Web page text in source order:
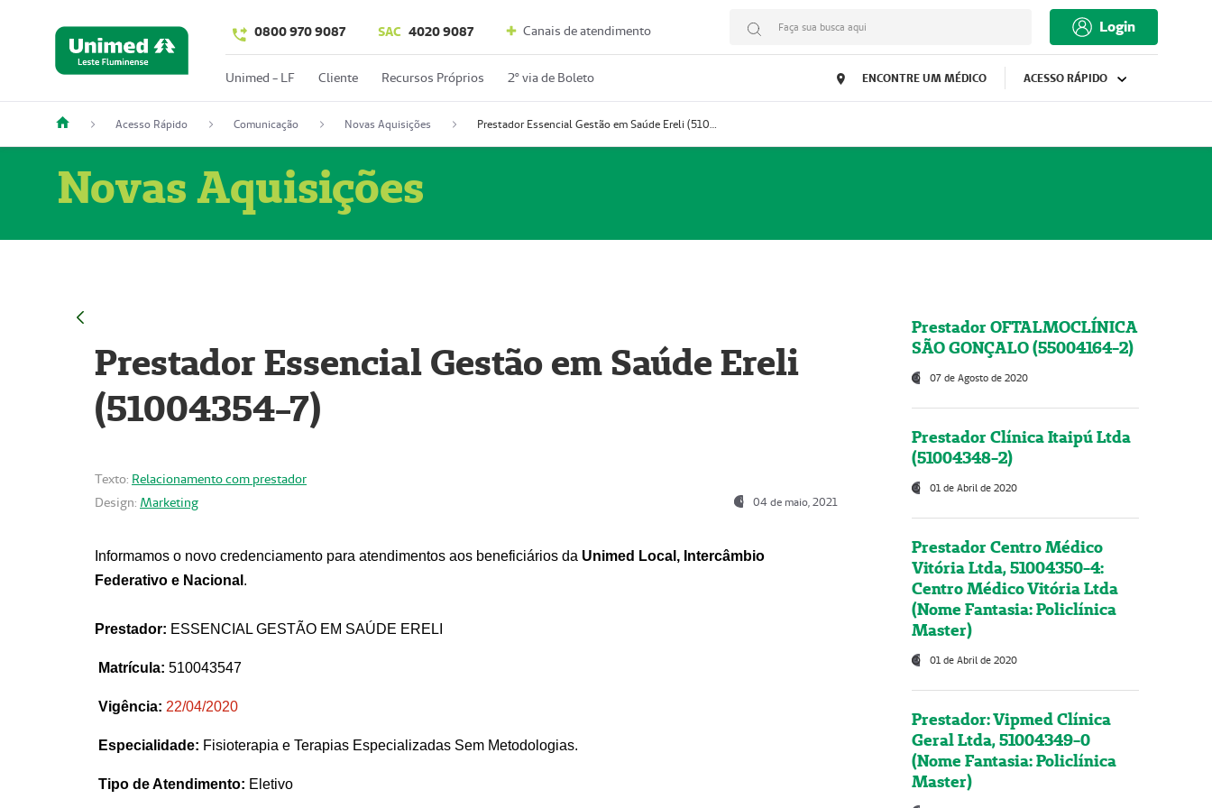
0800 970 9087 SAC 4020 9087 Canais de atendimento Faça sua busca aqui Login
Unimed - LF Cliente Recursos Próprios 2º via de Boleto ENCONTRE UM MÉDICO ACESSO RÁPIDO
Acesso Rápido Comunicação Novas Aquisições Prestador Essencial Gestão em Saúde Ereli (51004354-7)
Novas Aquisições
Prestador Essencial Gestão em Saúde Ereli
(51004354-7)
Texto: Relacionamento com prestador
Design: Marketing 04 de maio, 2021
Informamos o novo credenciamento para atendimentos aos beneficiários da Unimed Local, Intercâmbio
Federativo e Nacional .
Prestador: ESSENCIAL GESTÃO EM SAÚDE ERELI
Matrícula: 510043547
Vigência: 22/04/2020
Especialidade: Fisioterapia e Terapias Especializadas Sem Metodologias.
Tipo de Atendimento: Eletivo
Prestador OFTALMOCLÍNICA
SÃO GONÇALO (55004164-2)
07 de Agosto de 2020
Prestador Clínica Itaipú Ltda
(51004348-2)
01 de Abril de 2020
Prestador Centro Médico
Vitória Ltda, 51004350-4:
Centro Médico Vitória Ltda
(Nome Fantasia: Policlínica
Master)
01 de Abril de 2020
Prestador: Vipmed Clínica
Geral Ltda, 51004349-0
(Nome Fantasia: Policlínica
Master)